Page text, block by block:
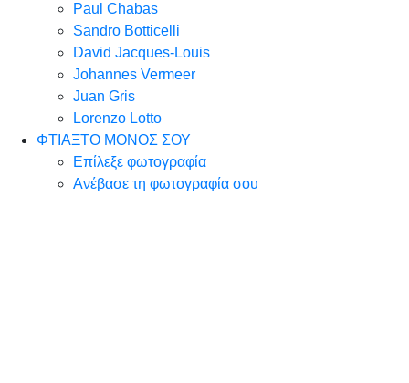
Paul Chabas
Sandro Botticelli
David Jacques-Louis
Johannes Vermeer
Juan Gris
Lorenzo Lotto
ΦΤΙΑΞΤΟ ΜΟΝΟΣ ΣΟΥ
Επίλεξε φωτογραφία
Ανέβασε τη φωτογραφία σου